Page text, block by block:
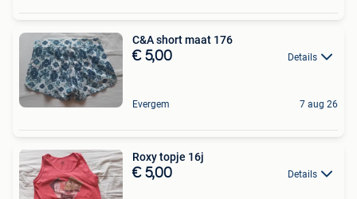
C&A short maat 176
€ 5,00 Details
Evergem 7 aug 26
Roxy topje 16j
€ 5,00 Details